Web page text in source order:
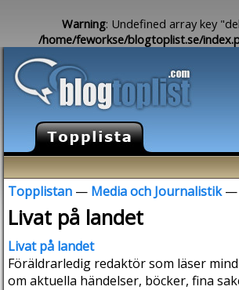
Warning: Undefined array key
/home/feworkse/blogtoplist.se/
Topplistan — Media och Journalistik—
Livat på landet
Livat på landet
Föräldrarledig redaktör som läser
om aktuella händelser, böcker, fina